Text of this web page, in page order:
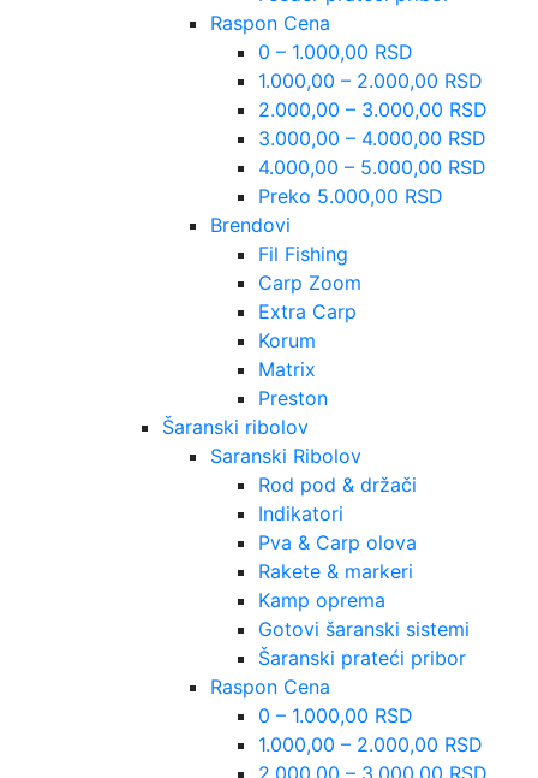
Raspon Cena
0 – 1.000,00 RSD
1.000,00 – 2.000,00 RSD
2.000,00 – 3.000,00 RSD
3.000,00 – 4.000,00 RSD
4.000,00 – 5.000,00 RSD
Preko 5.000,00 RSD
Brendovi
Fil Fishing
Carp Zoom
Extra Carp
Korum
Matrix
Preston
Šaranski ribolov
Saranski Ribolov
Rod pod & držači
Indikatori
Pva & Carp olova
Rakete & markeri
Kamp oprema
Gotovi šaranski sistemi
Šaranski prateći pribor
Raspon Cena
0 – 1.000,00 RSD
1.000,00 – 2.000,00 RSD
2.000,00 – 3.000,00 RSD